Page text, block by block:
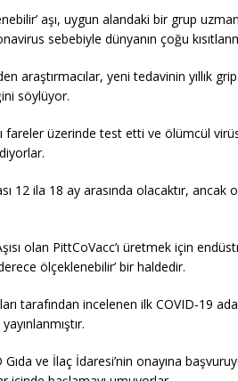
aşı, uygun alandaki bir grup
sebebiyle dünyanın çoğu
araştırmacılar, yeni tedavinin yıllık grip
söylüyor.
fareler üzerinde test etti ve ölümcül
12 ila 18 ay arasında olacaktır, ancak
olan PittCoVacc’ı üretmek için
ölçeklenebilir’ bir haldedir.
tarafından incelenen ilk COVID-19
Gıda ve İlaç İdaresi’nin onayına